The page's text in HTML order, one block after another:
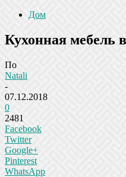
Дом
Кухонная мебель
По
Natali
-
07.12.2018
0
2481
Facebook
Twitter
Google+
Pinterest
WhatsApp